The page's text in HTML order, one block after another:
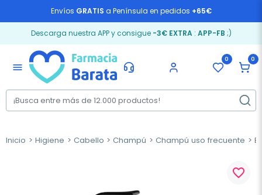
Envíos GRATIS a Península en pedidos +65€
Descarga nuestra APP y consigue -3€ EXTRA: APP-FB ;)
menu
0 0
Inicio Higiene Cabello Champú Champú uso frecuente
favorite_border